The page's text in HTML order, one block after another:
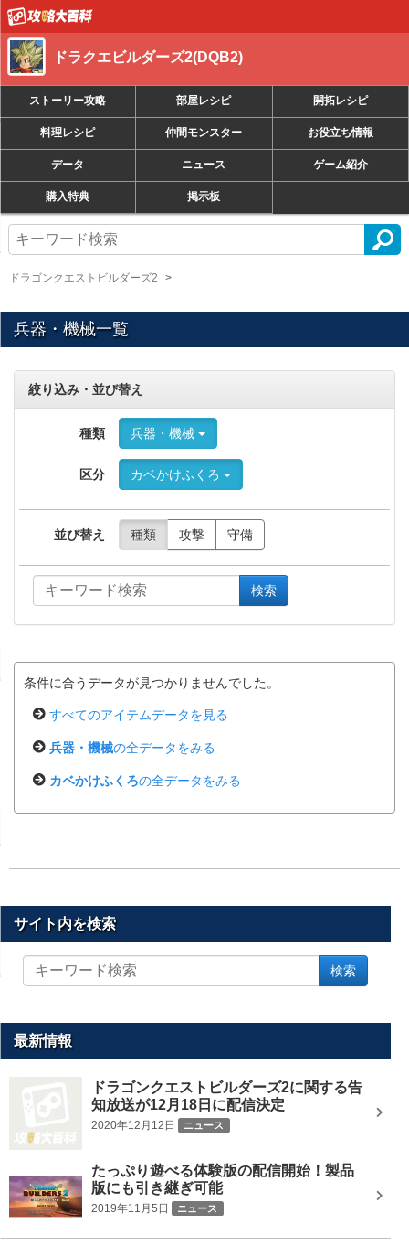
ドラクエビルダーズ2(DQB2)
ストーリー攻略 部屋レシピ 開拓レシピ
料理レシピ 仲間モンスター お役立ち情報
データ ニュース ゲーム紹介
購入特典 掲示板
ドラゴンクエストビルダーズ2
兵器・機械一覧
絞り込み・並び替え
種類 兵器・機械
区分 カベかけふくろ
並び替え 種類 攻撃 守備
検索
条件に合うデータが見つかりませんでした。
すべてのアイテムデータを見る
兵器・機械の全データをみる
カベかけふくろの全データをみる
サイト内を検索
イ
を
検索
最新情報
ドラゴンクエストビルダーズ2に関する告
知放送が12月18日に配信決定
2020年12月12日 ニュース
たっぷり遊べる体験版の配信開始！製品
版にも引き継ぎ可能
2019年11月5日 ニュース